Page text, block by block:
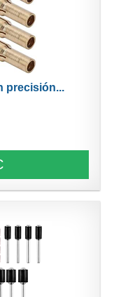
precisión...